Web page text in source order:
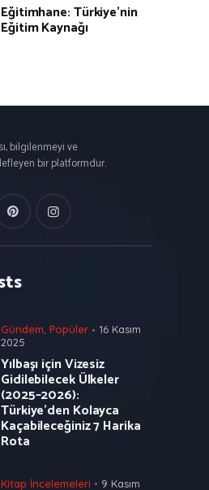
Eğitimhane: Türkiye’nin
Eğitim Kaynağı
bilgilenmeyi ve
bir platformdur.
Gündem, Popüler
16 Kasım
2025
Yılbaşı için Vizesiz
Gidilebilecek Ülkeler
(2025–2026):
Türkiye’den Kolayca
Kaçabileceğiniz 7 Harika
Rota
Kitap İncelemeleri
9 Kasım